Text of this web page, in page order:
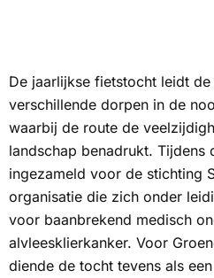
De jaarlijkse fietstocht leidt
verschillende dorpen in de
waarbij de route de
landschap benadrukt. Tijdens
ingezameld voor de stichting
organisatie die zich onder
voor baanbrekend medisch
alvleesklierkanker. Voor
diende de tocht tevens als